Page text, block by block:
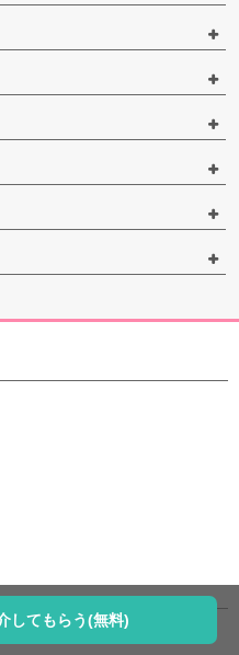
してもらう(無料)